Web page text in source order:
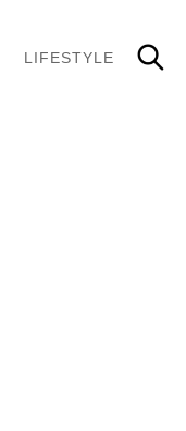
LIFESTYLE